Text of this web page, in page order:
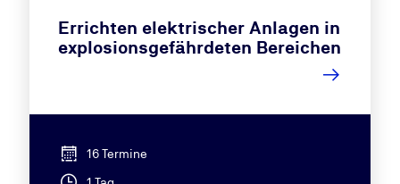
Errichten elektrischer Anlagen in
explosionsgefährdeten Bereichen
16 Termine